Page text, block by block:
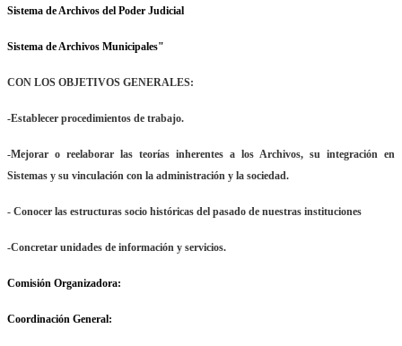
Sistema de Archivos del Poder Judicial
Sistema de Archivos Municipales"
CON LOS OBJETIVOS GENERALES:
-Establecer procedimientos de trabajo.
-Mejorar o reelaborar las teorías inherentes a los Archivos, su integración en
Sistemas y su vinculación con la administración y la sociedad.
- Conocer las estructuras socio históricas del pasado de nuestras instituciones
-Concretar unidades de información y servicios.
Comisión Organizadora:
Coordinación General: